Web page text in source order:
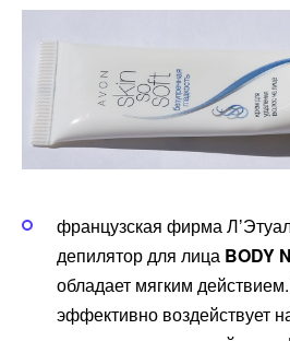
французская фирма
депилятор для лица BODY
обладает мягким
эффективно воздействует